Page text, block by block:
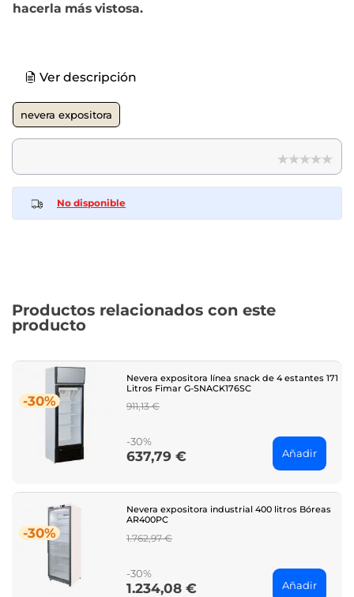
hacerla más vistosa.
Ver descripción
nevera expositora
No disponible
Productos relacionados con este
producto
-30%
Nevera expositora línea snack de 4 estantes 171
Litros Fimar G-SNACK176SC
Regular
911,13 €
-30%
Price
637,79 € Añadir
-30%
Nevera expositora industrial 400 litros Bóreas
AR400PC
Regular
1.762,97 €
-30%
Price
1.234,08 € Añadir